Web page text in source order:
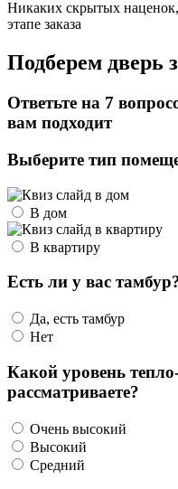
Никаких скрытых
этапе заказа
Подберем дверь
Ответьте на 7
вам подходит
Выберите тип
В дом
В квартиру
Есть ли у вас
Да, есть тамбур
Нет
Какой уровень
рассматриваете?
Очень высокий
Высокий
Средний